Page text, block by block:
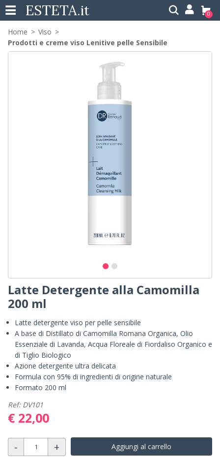
ESTETA.it 0
Home
Viso
Prodotti e creme viso Lenitive pelle Sensibile
Latte Detergente alla Camomilla
200 ml
Latte detergente viso per pelle sensibile
A base di Distillato di Camomilla Romana Organica, Olio
Essenziale di Lavanda, Acqua Floreale di Fiordaliso Organico e
di Tiglio Biologico
Azione detergente ultra delicata
Formula con 95% di ingredienti di origine naturale
Formato 200 ml
Ref: DV101
€ 22,00
- + Aggiungi al carrello